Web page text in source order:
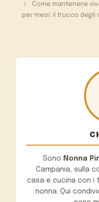
Come mantenere
per mesi: il trucco degli
Sono Nonna
Campania, sulla
casa e cucina con i
nonna. Qui